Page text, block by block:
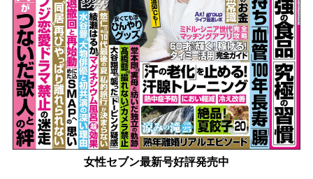
女性セブン最新号好評発売中